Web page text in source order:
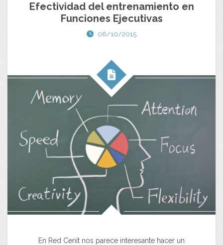
Efectividad del entrenamiento en
Funciones Ejecutivas
06/10/2015
En Red Cenit nos parece interesante hacer un